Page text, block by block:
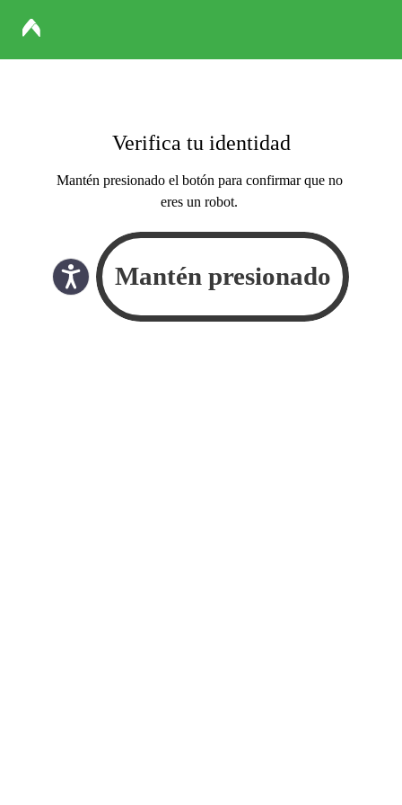
Verifica tu identidad
Mantén presionado el botón para confirmar que no
eres un robot.